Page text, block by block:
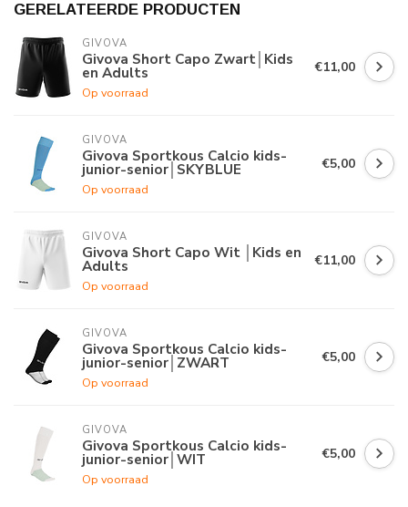
GERELATEERDE PRODUCTEN
GIVOVA
Givova Short Capo Zwart│Kids
en Adults
Op voorraad
€11,00
GIVOVA
Givova Sportkous Calcio kids-
junior-senior│SKYBLUE
Op voorraad
€5,00
GIVOVA
Givova Short Capo Wit │Kids en
Adults
Op voorraad
€11,00
GIVOVA
Givova Sportkous Calcio kids-
junior-senior│ZWART
Op voorraad
€5,00
GIVOVA
Givova Sportkous Calcio kids-
junior-senior│WIT
Op voorraad
€5,00